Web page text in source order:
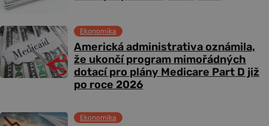
Americká administrativa oznámila,
že ukončí program mimořádných
dotací pro plány Medicare Part D již
po roce 2026
Ekonomika
Ekonomika